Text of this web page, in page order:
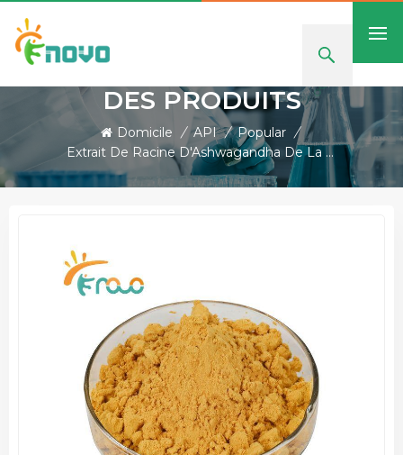
DES PRODUITS
Domicile / API / Popular /
Extrait De Racine D'Ashwagandha De La Poudre 30655-48-2 De Withanolide 2,5%